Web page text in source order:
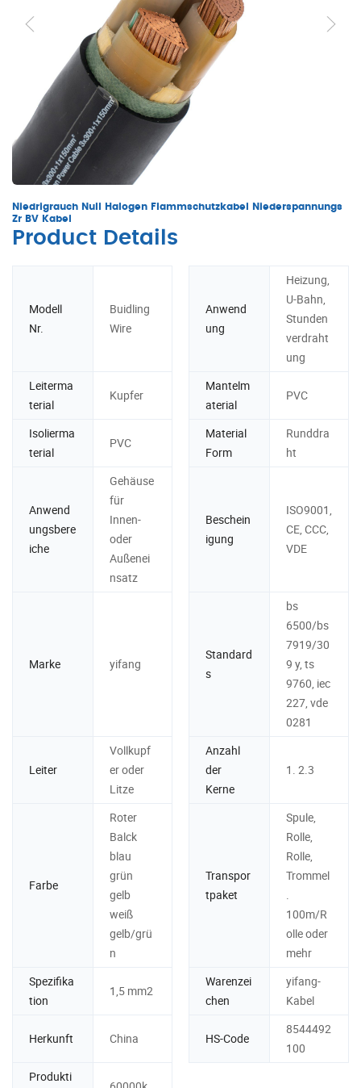
Niedrigrauch Null Halogen Flammschutzkabel Niederspannungs
Zr BV Kabel
Product Details
Modell
Nr.
Buidling
Wire
Anwend
ung
Heizung,
U-Bahn,
Stunden
verdraht
ung
Leiterma
terial
Kupfer
Mantelm
aterial
PVC
Isolierma
terial
PVC
Material
Form
Runddra
ht
Anwend
ungsbere
iche
Gehäuse
für
Innen-
oder
Außenei
nsatz
Beschein
igung
ISO9001,
CE, CCC,
VDE
Marke yifang
Standard
s
bs
6500/bs
7919/30
9 y, ts
9760, iec
227, vde
0281
Leiter
Vollkupf
er oder
Litze
Anzahl
der
Kerne
1. 2.3
Farbe
Roter
Balck
blau
grün
gelb
weiß
gelb/grü
n
Transpor
tpaket
Spule,
Rolle,
Rolle,
Trommel
.
100m/R
olle oder
mehr
Spezifika
tion
1,5 mm2
Warenzei
chen
yifang-
Kabel
Herkunft China HS-Code
8544492
100
Produkti